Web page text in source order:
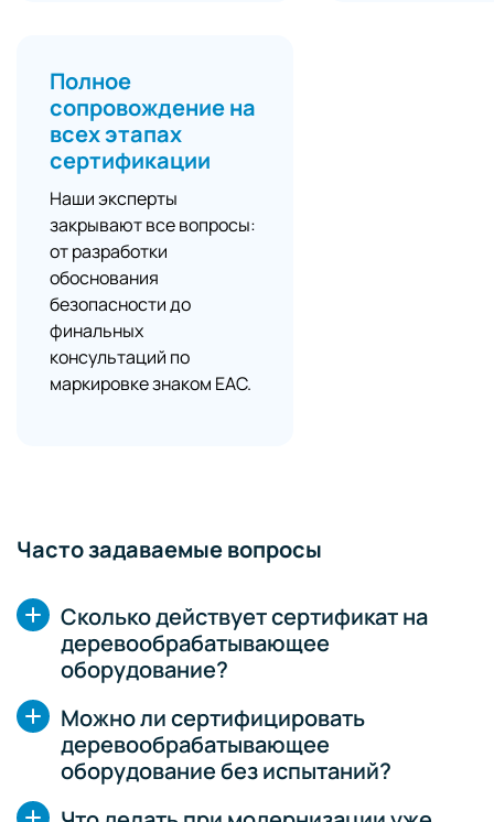
Полное
сопровождение на
всех этапах
сертификации
Наши эксперты
закрывают все вопросы:
от разработки
обоснования
безопасности до
финальных
консультаций по
маркировке знаком EAC.
Часто задаваемые вопросы
Сколько действует сертификат на
деревообрабатывающее
оборудование?
Можно ли сертифицировать
деревообрабатывающее
оборудование без испытаний?